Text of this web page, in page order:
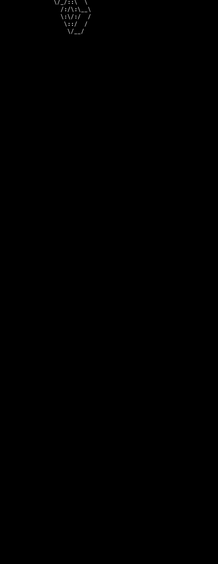
              \/_/::\  \
                /:/\:\__\
                \:\/:/  /
                 \::/  /
                  \/__/